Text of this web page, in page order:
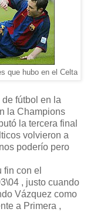
que hubo en el Celta
de fútbol en la
la Champions
la tercera final
volvieron a
poderío pero
fin con el
, justo cuando
Vázquez como
a Primera ,